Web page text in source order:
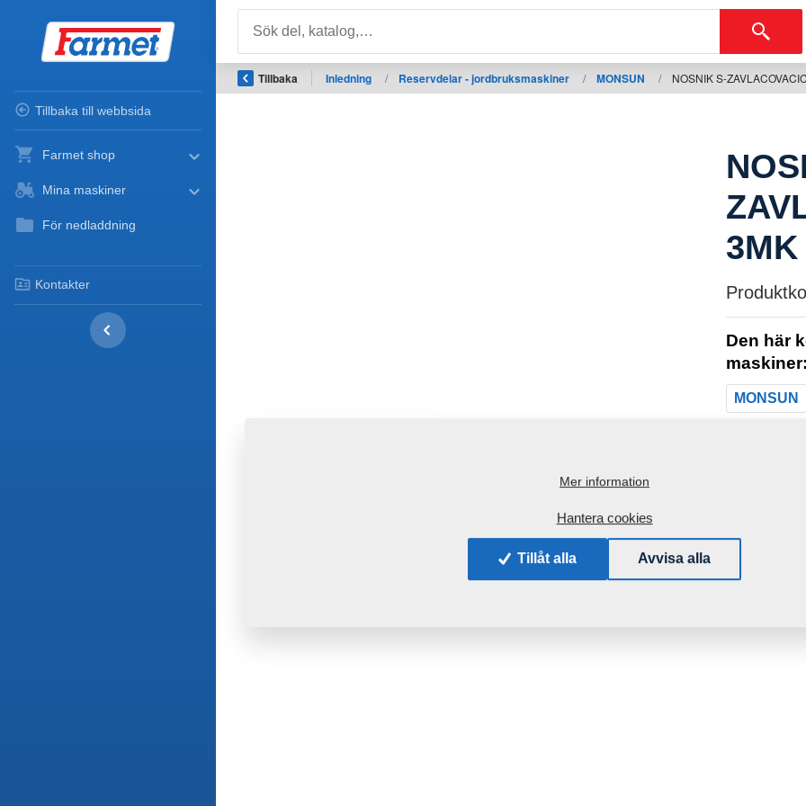
Tillbaka till webbsida
Farmet shop
Mina maskiner
För nedladdning
Kontakter
Tillbaka Inledning / Reservdelar - jordbruksmaskiner / MONSUN / NOSNIK S-
3MK
Den här
maskiner:
MONSUN
Mer information
Hantera cookies
Tillåt alla Avvisa alla